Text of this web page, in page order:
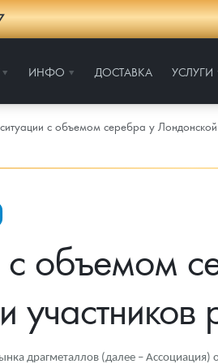
ИНФО ДОСТАВКА УСЛУГИ
с объемом серебра у
объемом
драгметаллов (далее –